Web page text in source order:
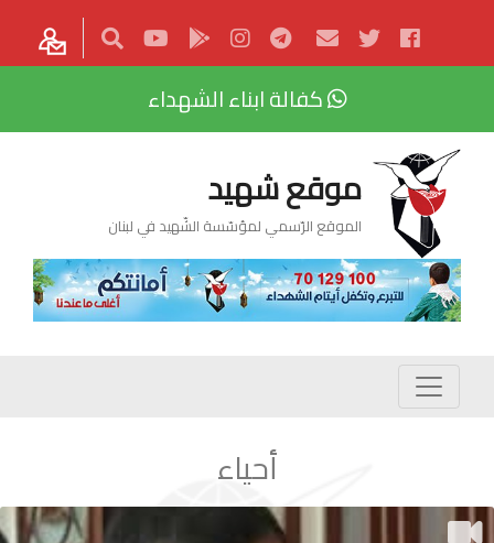
كفالة ابناء الشهداء
موقع شهيد
الموقع الرّسمي لمؤسّسة الشّهيد في لبنان
أحياء